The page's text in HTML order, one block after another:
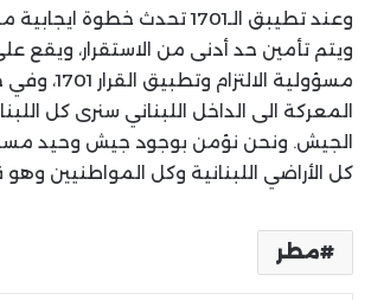
وعند تطيبق الـ1701 تحدث خطوة
ويتم تأمين حد أدنى من الاستقرار، ويقع
مسؤولية الالتزام
المعركة الى الداخل اللبناني سنرى كل
الجيش. ونحن نؤمن بوجود جيش وحيد
كل الأراضي اللبنانية وكل المواطنيين
مطر